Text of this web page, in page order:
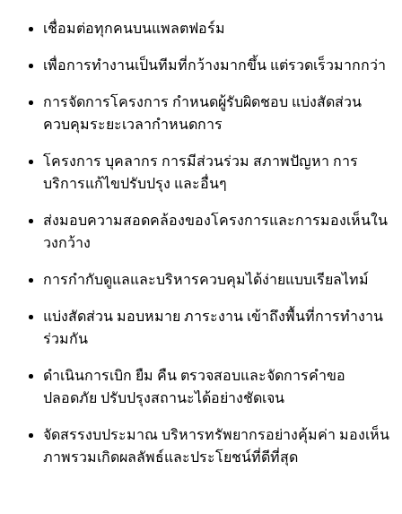
เชื่อมต่อทุกคนบนแพลตฟอร์ม
เพื่อการทำงานเป็นทีมที่กว้างมากขึ้น แต่รวดเร็วมากกว่า
การจัดการโครงการ กำหนดผู้รับผิดชอบ แบ่งสัดส่วน
ควบคุมระยะเวลากำหนดการ
โครงการ บุคลากร การมีส่วนร่วม สภาพปัญหา การ
บริการแก้ไขปรับปรุง และอื่นๆ
ส่งมอบความสอดคล้องของโครงการและการมองเห็นใน
วงกว้าง
การกำกับดูแลและบริหารควบคุมได้ง่ายแบบเรียลไทม์
แบ่งสัดส่วน มอบหมาย ภาระงาน เข้าถึงพื้นที่การทำงาน
ร่วมกัน
ดำเนินการเบิก ยืม คืน ตรวจสอบและจัดการคำขอ
ปลอดภัย ปรับปรุงสถานะได้อย่างชัดเจน
จัดสรรงบประมาณ บริหารทรัพยากรอย่างคุ้มค่า มองเห็น
ภาพรวมเกิดผลลัพธ์และประโยชน์ที่ดีที่สุด